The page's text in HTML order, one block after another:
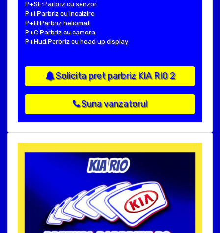
P+SE:Parbriz cu senzor
P+I:Parbriz cu incalzire
P+H:Parbriz heliomat
P+C:Parbriz cu camera
P+Hud:Parbriz cu head up display
Solicita pret parbriz KIA RIO 2
Suna vanzatorul